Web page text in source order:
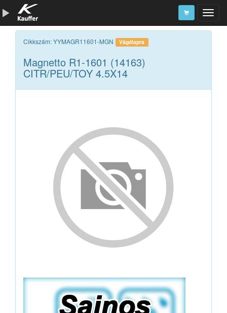
Szerszámkatalógus
Kosár
Alkatrészek
Cikkszám: YYMAGR11601-MGN Vágólapra
Magnetto R1-1601 (14163)
CITR/PEU/TOY 4.5X14